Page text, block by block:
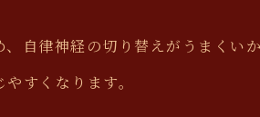
自律神経の切り替えがうまくい
すくなります。